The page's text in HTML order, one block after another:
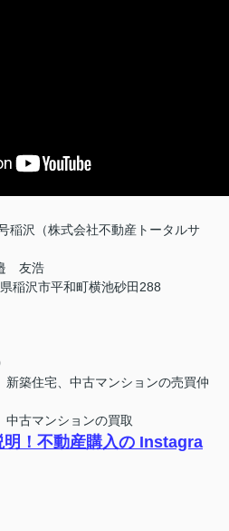
（株式会社不動産トータルサ
友浩
沢市平和町横池砂田288
築住宅、中古マンションの売買仲
マンションの買取
！不動産購入の Instagra